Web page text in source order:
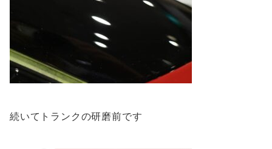
続いてトランクの研磨前です